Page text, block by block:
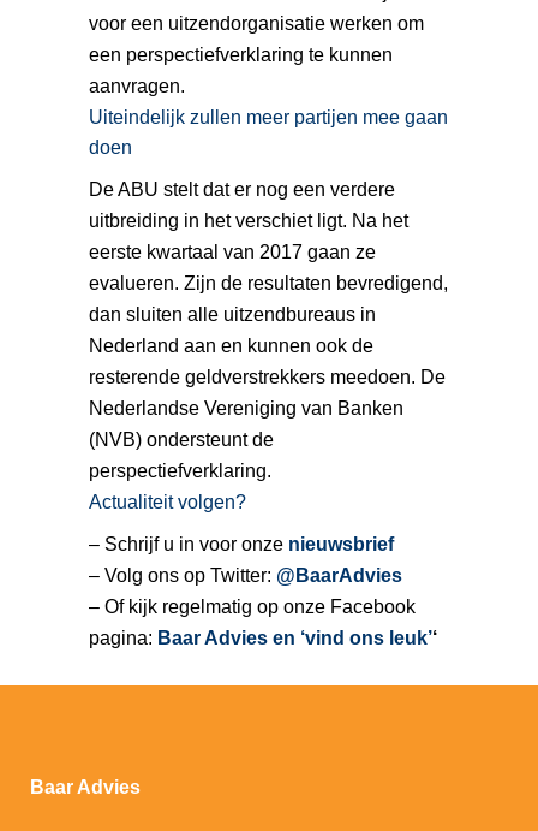
voor een uitzendorganisatie werken om
een perspectiefverklaring te kunnen
aanvragen.
Uiteindelijk zullen meer partijen mee gaan
doen
De ABU stelt dat er nog een verdere
uitbreiding in het verschiet ligt. Na het
eerste kwartaal van 2017 gaan ze
evalueren. Zijn de resultaten bevredigend,
dan sluiten alle uitzendbureaus in
Nederland aan en kunnen ook de
resterende geldverstrekkers meedoen. De
Nederlandse Vereniging van Banken
(NVB) ondersteunt de
perspectiefverklaring.
Actualiteit volgen?
– Schrijf u in voor onze nieuwsbrief
– Volg ons op Twitter: @BaarAdvies
– Of kijk regelmatig op onze Facebook
pagina: Baar Advies en ‘vind ons leuk’‘
Baar Advies